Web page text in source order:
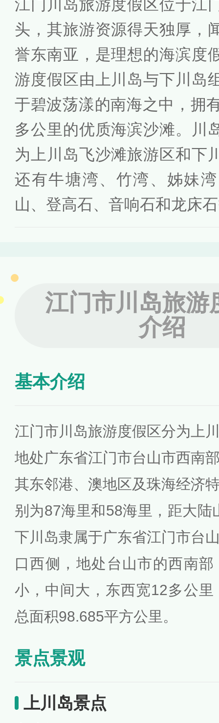
江门川岛旅游度假区位于江
头，其旅游资源得天独厚，
誉东南亚，是理想的海滨度
游度假区由上川岛与下川岛
于碧波荡漾的南海之中，拥
多公里的优质海滨沙滩。川
为上川岛飞沙滩旅游区和下
还有牛塘湾、竹湾、姊妹
山、登高石、音响石和龙床
江门市川岛旅游
介绍
基本介绍
江门市川岛旅游度假区分为上
地处广东省江门市台山市西南
其东邻港、澳地区及珠海经济
别为87海里和58海里，距大陆
下川岛隶属于广东省江门市台
口西侧，地处台山市的西南
小，中间大，东西宽12多公
总面积98.685平方公里。
景点景观
上川岛景点